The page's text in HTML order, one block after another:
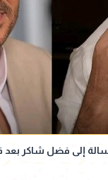
إلى فضل شاكر بعد